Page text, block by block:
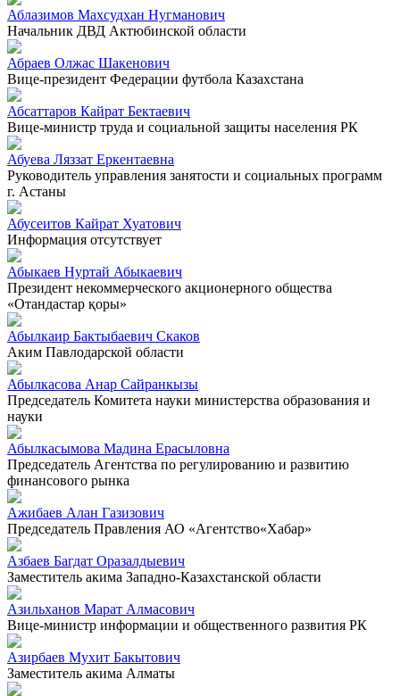
Аблазимов Махсудхан Нугманович
Начальник ДВД Актюбинской области
Абраев Олжас Шакенович
Вице-президент Федерации футбола Казахстана
Абсаттаров Кайрат Бектаевич
Вице-министр труда и социальной защиты населения РК
Абуева Ляззат Еркентаевна
Руководитель управления занятости и социальных программ
г. Астаны
Абусеитов Кайрат Хуатович
Информация отсутствует
Абыкаев Нуртай Абыкаевич
Президент некоммерческого акционерного общества
«Отандастар қоры»
Абылкаир Бактыбаевич Скаков
Аким Павлодарской области
Абылкасова Анар Сайранкызы
Председатель Комитета науки министерства образования и
науки
Абылкасымова Мадина Ерасыловна
Председатель Агентства по регулированию и развитию
финансового рынка
Ажибаев Алан Газизович
Председатель Правления АО «Агентство«Хабар»
Азбаев Багдат Оразалдыевич
Заместитель акима Западно-Казахстанской области
Азильханов Марат Алмасович
Вице-министр информации и общественного развития РК
Азирбаев Мухит Бакытович
Заместитель акима Алматы